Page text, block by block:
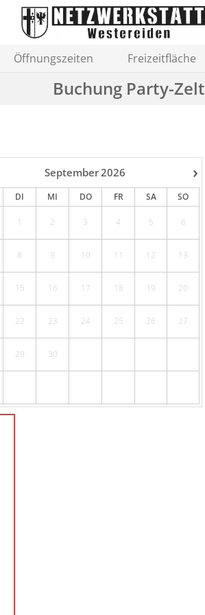
Öffnungszeiten Freizeitfläche
Buchung Party-Zelt
›
September2026
DI MI DO FR SA SO
1 2 3 4 5 6
8 9 10 11 12 13
15 16 17 18 19 20
22 23 24 25 26 27
29 30